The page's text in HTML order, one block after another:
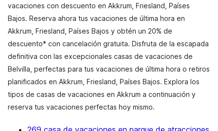
vacaciones con descuento en Akkrum, Friesland, Países
Bajos. Reserva ahora tus vacaciones de última hora en
Akkrum, Friesland, Países Bajos y obtén un 20% de
descuento* con cancelación gratuita. Disfruta de la escapada
definitiva con las excepcionales casas de vacaciones de
Belvilla, perfectas para tus vacaciones de última hora o retiros
planificados en Akkrum, Friesland, Países Bajos. Explora los
tipos de casas de vacaciones en Akkrum a continuación y
reserva tus vacaciones perfectas hoy mismo.